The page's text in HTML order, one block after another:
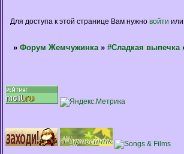
Для доступа к этой странице Вам нужно войти или
» Форум Жемчужинка » #Сладкая выпечка